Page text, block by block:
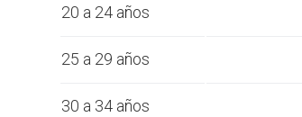
20 a 24 años
25 a 29 años
30 a 34 años